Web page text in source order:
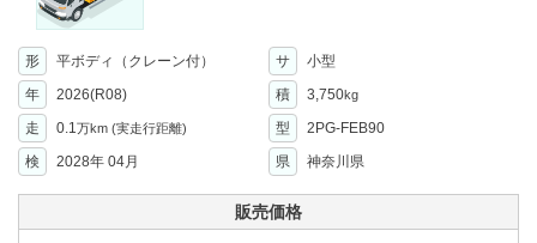
形 平ボディ（クレーン付） サ
小型
年
2026(R08) 積 3,750kg
走 0.1万km (実走行距離) 型
2PG-FEB90
検
2028年 04月 県 神奈川県
販売価格